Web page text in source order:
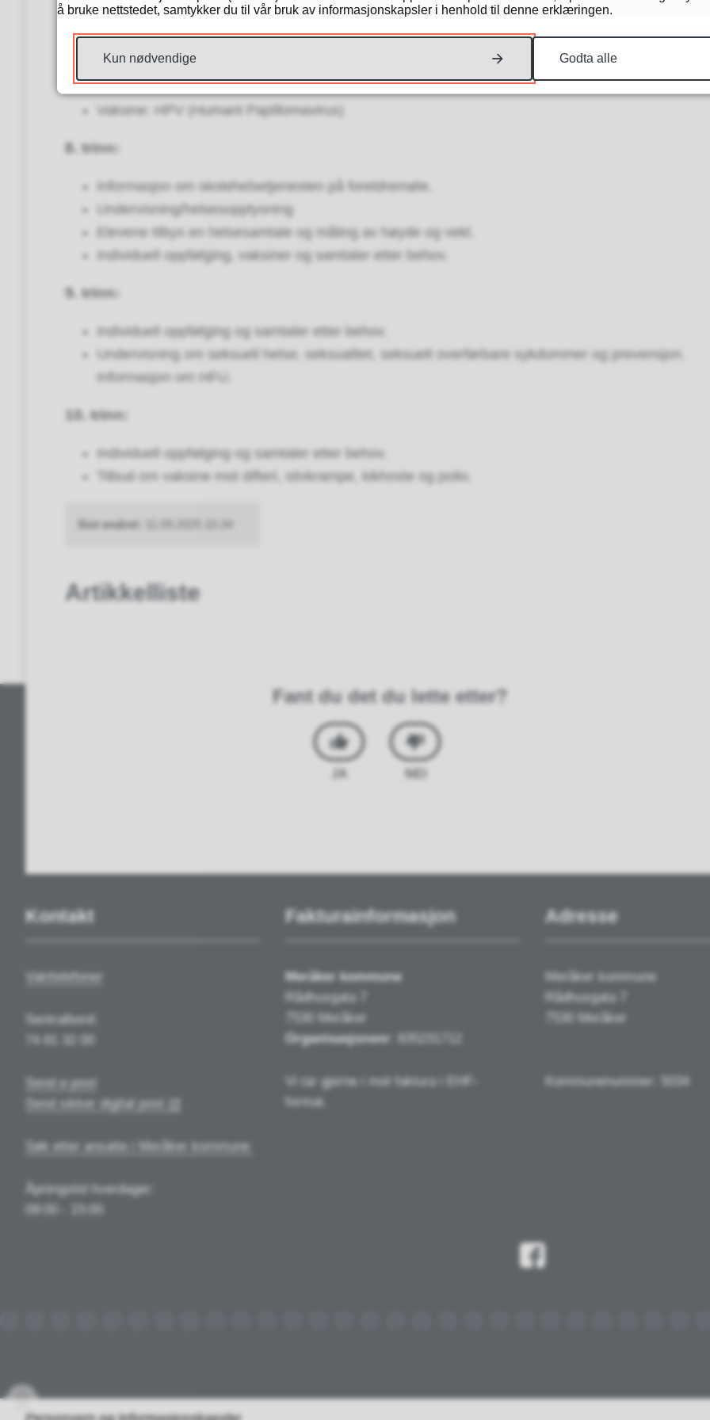
Vaksine: MMR (meslinger, kusma og røde hunder)
Vaksine: HPV (Humant Papillomavirus)
8. trinn:
Informasjon om skolehelsetjenesten på foreldremøte.
Undervisning/helsesopplysning
Elevene tilbys en helsesamtale og måling av høyde og vekt.
Individuell oppfølging, vaksiner og samtaler etter behov.
9. trinn:
Individuell oppfølging og samtaler etter behov.
Undervisning om seksuell helse, seksualitet, seksuelt overførbare sykdommer og prevensjon.
Informasjon om HFU.
10. trinn:
Individuell oppfølging og samtaler etter behov.
Tilbud om vaksine mot difteri, stivkrampe, kikhoste og polio.
Sist endret
Artikkelliste
Fant du det du lette etter?
JA NEI
Kontakt
Vakttelefoner
Sentralbord:
Send e-post
Send sikker digital post
Søk etter ansatte i Meråker kommune
Åpningstid hverdager:
Fakturainformasjon
Meråker kommune
Rådhusgata 7
7530 Meråker
Organisasjonsnr
Vi tar gjerne i mot faktura i EHF-
format.
Adresse
Meråker kommune
Rådhusgata 7
7530 Meråker
Kommunenummer: 5034
å bruke nettstedet, samtykker du til vår bruk av informasjonskapsler i henhold til denne erklæringen.
Kun nødvendige Godta alle